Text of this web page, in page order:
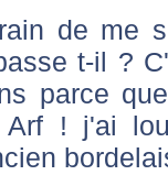
de me
t-il ?
parce
Arf ! j'ai